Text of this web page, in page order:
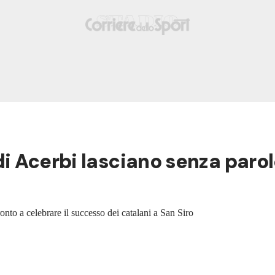
Acerbi lasciano senza
a celebrare il successo dei catalani a San Siro